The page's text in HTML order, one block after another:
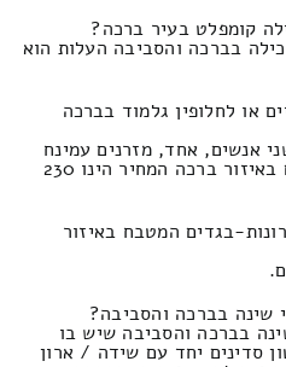
קומפלט בעיר ברכה?
בברכה והסביבה העלות הוא
או לחלופין גלמוד בברכה
אנשים, אחד, מזרנים עמינח
באינטגרציה של עבודת מרימים באיזור ברכה המחיר הינו 230
בגדים המטבח באיזור
בברכה והסביבה?
בברכה והסביבה שיש בו
סדינים יחד עם שידה / ארון